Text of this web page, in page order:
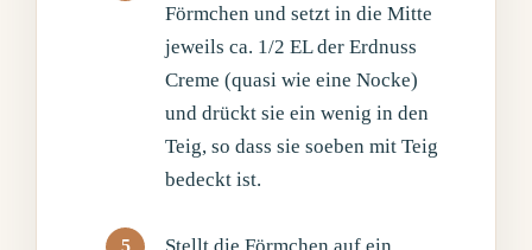
Förmchen und setzt in die Mitte
jeweils ca. 1/2 EL der Erdnuss
Creme (quasi wie eine Nocke)
und drückt sie ein wenig in den
Teig, so dass sie soeben mit Teig
bedeckt ist.